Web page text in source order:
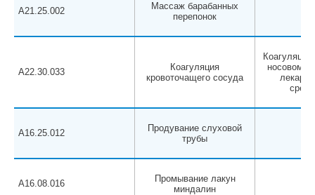
A21.25.002
Массаж барабанных
перепонок
A22.30.033
Коагуляция
кровоточащего сосуда
носовом
A16.25.012
Продувание слуховой
трубы
A16.08.016
Промывание лакун
миндалин